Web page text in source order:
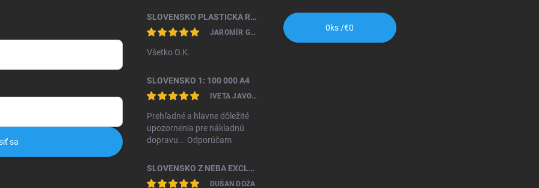
sa
SLOVENSKO PLASTICKÁ RELIÉFNA MAPA 1: 450 000
JAROMÍR GAŽO
Všetko O.K.
SLOVENSKO 1: 100 000 A4
IVETA JAVORKOVÁ KAMHALOVÁ
Prehľadné a hlavne dôležité
upozornenia pre nákladnú
dopravu... Odporúčam
SLOVENSKO Z NEBA EXCLUSIVE II. VYDANIE
DUŠAN DÓŽA
0ks /€0